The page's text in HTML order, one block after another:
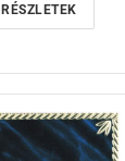
RÉSZLETEK